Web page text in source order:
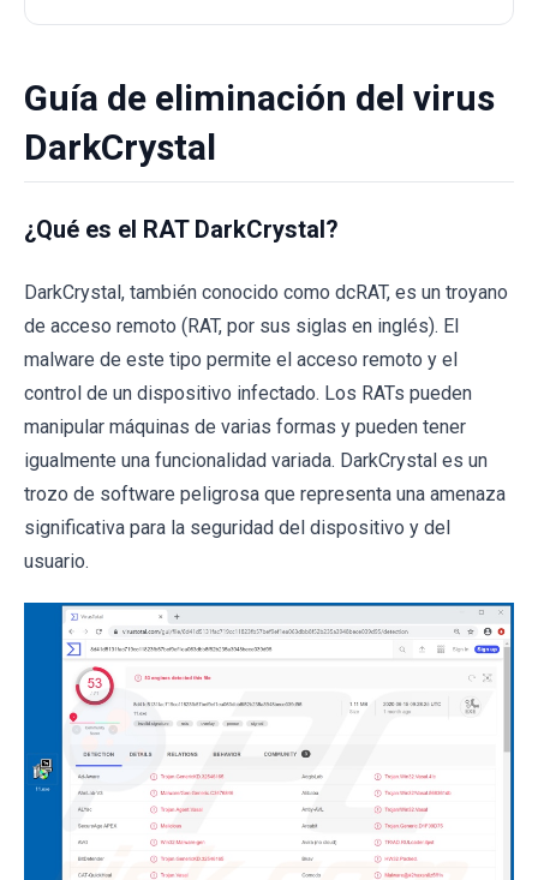
Guía de eliminación del virus
DarkCrystal
¿Qué es el RAT DarkCrystal?
DarkCrystal, también conocido como dcRAT, es un troyano
de acceso remoto (RAT, por sus siglas en inglés). El
malware de este tipo permite el acceso remoto y el
control de un dispositivo infectado. Los RATs pueden
manipular máquinas de varias formas y pueden tener
igualmente una funcionalidad variada. DarkCrystal es un
trozo de software peligrosa que representa una amenaza
significativa para la seguridad del dispositivo y del
usuario.